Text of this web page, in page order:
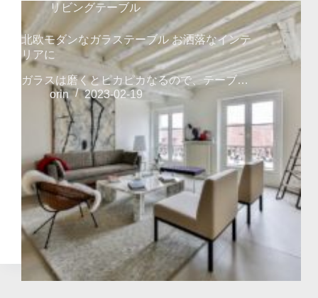
リビングテーブル
北欧モダンなガラステーブル お洒落なインテ
リアに
ガラスは磨くとピカピカなるので、テーブ…
orin
2023-02-19